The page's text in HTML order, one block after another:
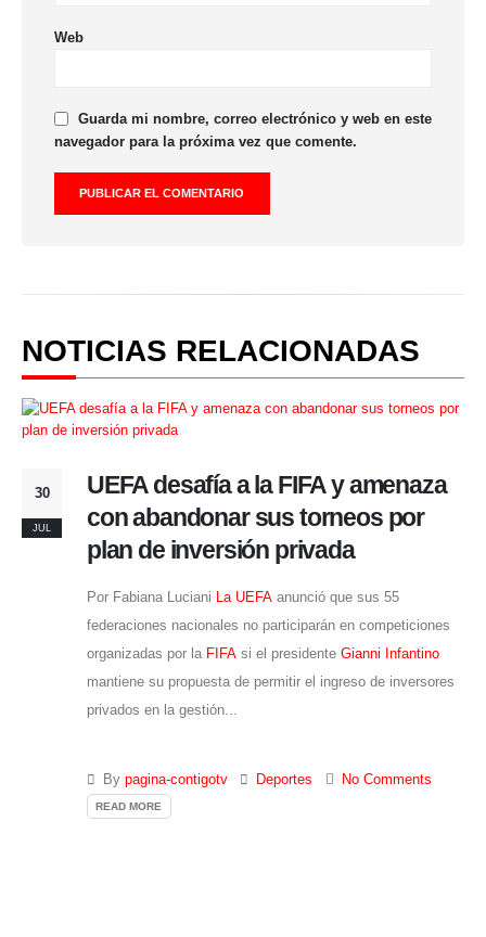
Web
Guarda mi nombre, correo electrónico y web en este
navegador para la próxima vez que comente.
NOTICIAS RELACIONADAS
30
JUL
UEFA desafía a la FIFA y amenaza
con abandonar sus torneos por
plan de inversión privada
Por Fabiana Luciani La UEFA anunció que sus 55
federaciones nacionales no participarán en competiciones
organizadas por la FIFA si el presidente Gianni Infantino
mantiene su propuesta de permitir el ingreso de inversores
privados en la gestión...
By pagina-contigotv Deportes No Comments
READ MORE